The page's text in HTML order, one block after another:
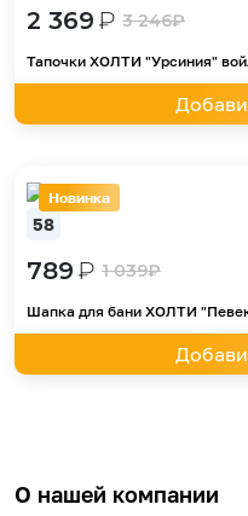
2 369₽ 3 246₽
Тапочки ХОЛТИ "Урсиния"
Новинка
58
789₽ 1 039₽
Шапка для бани ХОЛТИ
О нашей компании